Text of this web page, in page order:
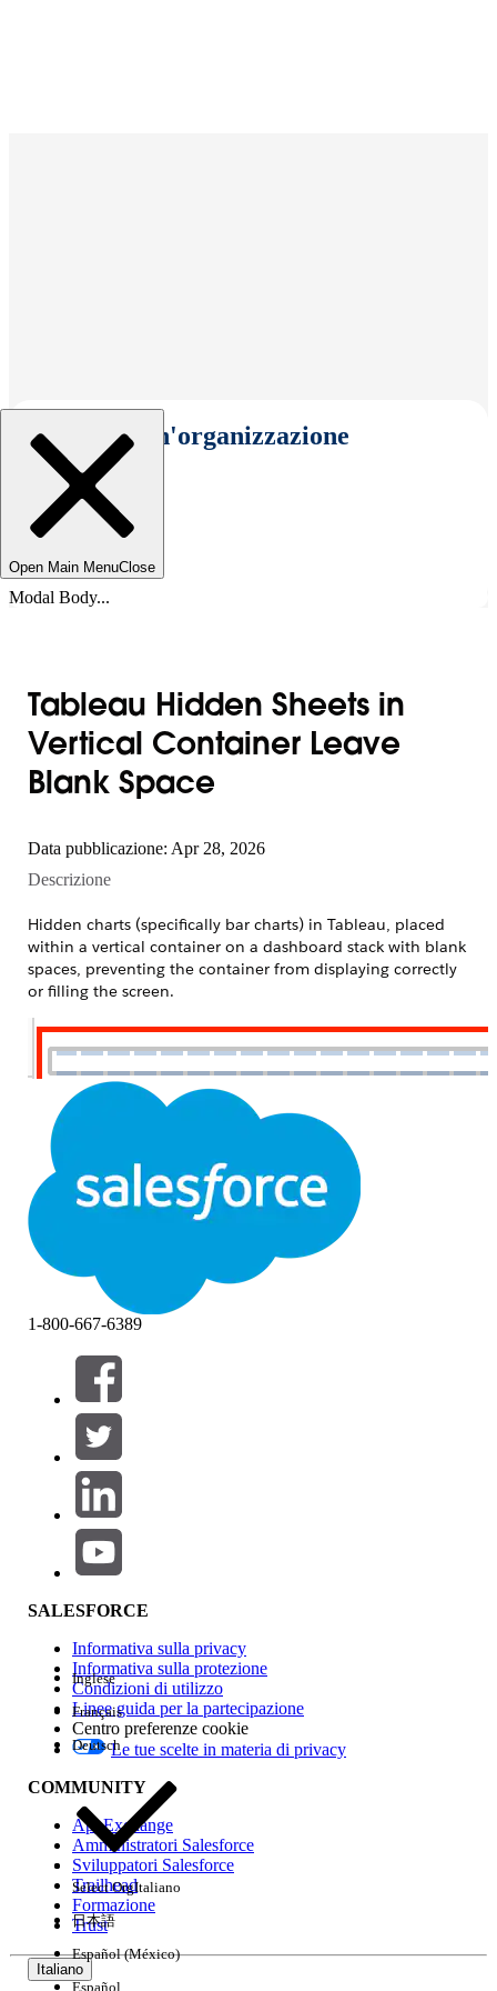
Seleziona un'organizzazione
Open Main MenuClose
Modal Body...
Tableau Hidden Sheets in
Vertical Container Leave
Blank Space
Data pubblicazione: Apr 28, 2026
Descrizione
Hidden charts (specifically bar charts) in Tableau, placed
within a vertical container on a dashboard stack with blank
spaces, preventing the container from displaying correctly
or filling the screen.
Risoluzione
The sheet height is fixed or "Fit Height" is not
bar charts vertically within a container.
Resolution:
Select the target sheet on the dashboard.
Select the drop-down arrow icon in the upper
right corner of the sheet, or use the context
menu to select
Select[Fit Height]
Risorse aggiuntive
Manage Sheets in Dashboard and Stories
Numero articolo Knowledge
1-800-667-6389
SALESFORCE
Informativa sulla privacy
Informativa sulla protezione
Condizioni di utilizzo
Linee guida per la partecipazione
Centro preferenze cookie
Le tue scelte in materia di privacy
COMMUNITY
AppExchange
Amministratori Salesforce
Sviluppatori Salesforce
Trailhead
Formazione
Trust
Italiano
Inglese
Français
Deutsch
Select OrgItaliano
日本語
Español (México)
Español